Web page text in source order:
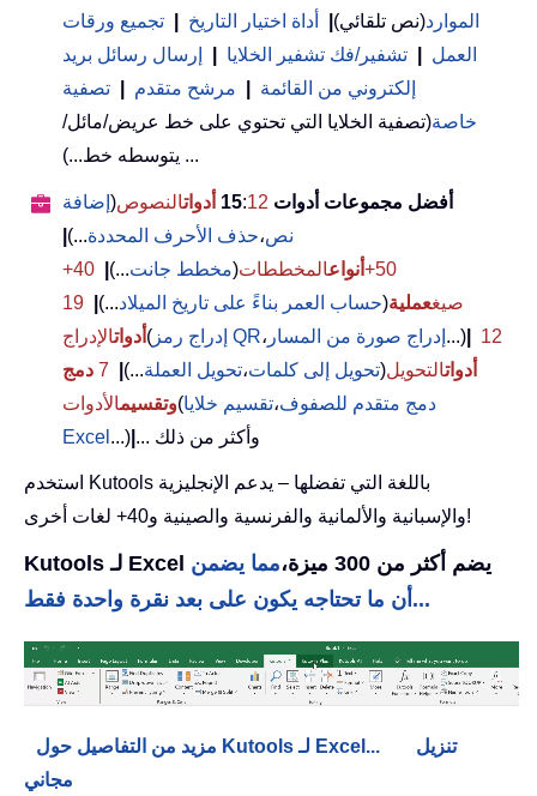
الموارد(نص تلقائي) أداة اختيار التاريخ
تجميع ورقات
العمل
تشفير/فك تشفير الخلايا
إرسال رسائل بريد
إلكتروني من القائمة
مرشح متقدم
تصفية
خاصة(تصفية الخلايا التي تحتوي على خط عريض/مائل/
يتوسطه خط...) ...
أفضل مجموعات أدوات 15 :12 أدواتالنصوص( إضافة
نص،حذف الأحرف المحددة...)
50+
أنواعالمخططات(مخطط جانت...)
40+
صيغعملية(حساب العمر بناءً على تاريخ الميلاد...)
19
أدواتالإدراج ( إدراج رمز QR، إدراج صورة من المسار ...)
12
أدواتالتحويل(تحويل إلى كلمات،تحويل العملة...)
7 دمج
وتقسيمالأدوات ( دمج متقدم للصفوف،تقسيم خلايا
Excel ...) ... وأكثر من ذلك
استخدم Kutools باللغة التي تفضلها – يدعم الإنجليزية
والإسبانية والألمانية والفرنسية والصينية و40+ لغات أخرى!
Kutools لـ Excel يضم أكثر من 300 ميزة،
مما يضمن
أن ما تحتاجه يكون على بعد نقرة واحدة فقط...
مزيد من التفاصيل حول Kutools لـ Excel...
تنزيل
مجاني